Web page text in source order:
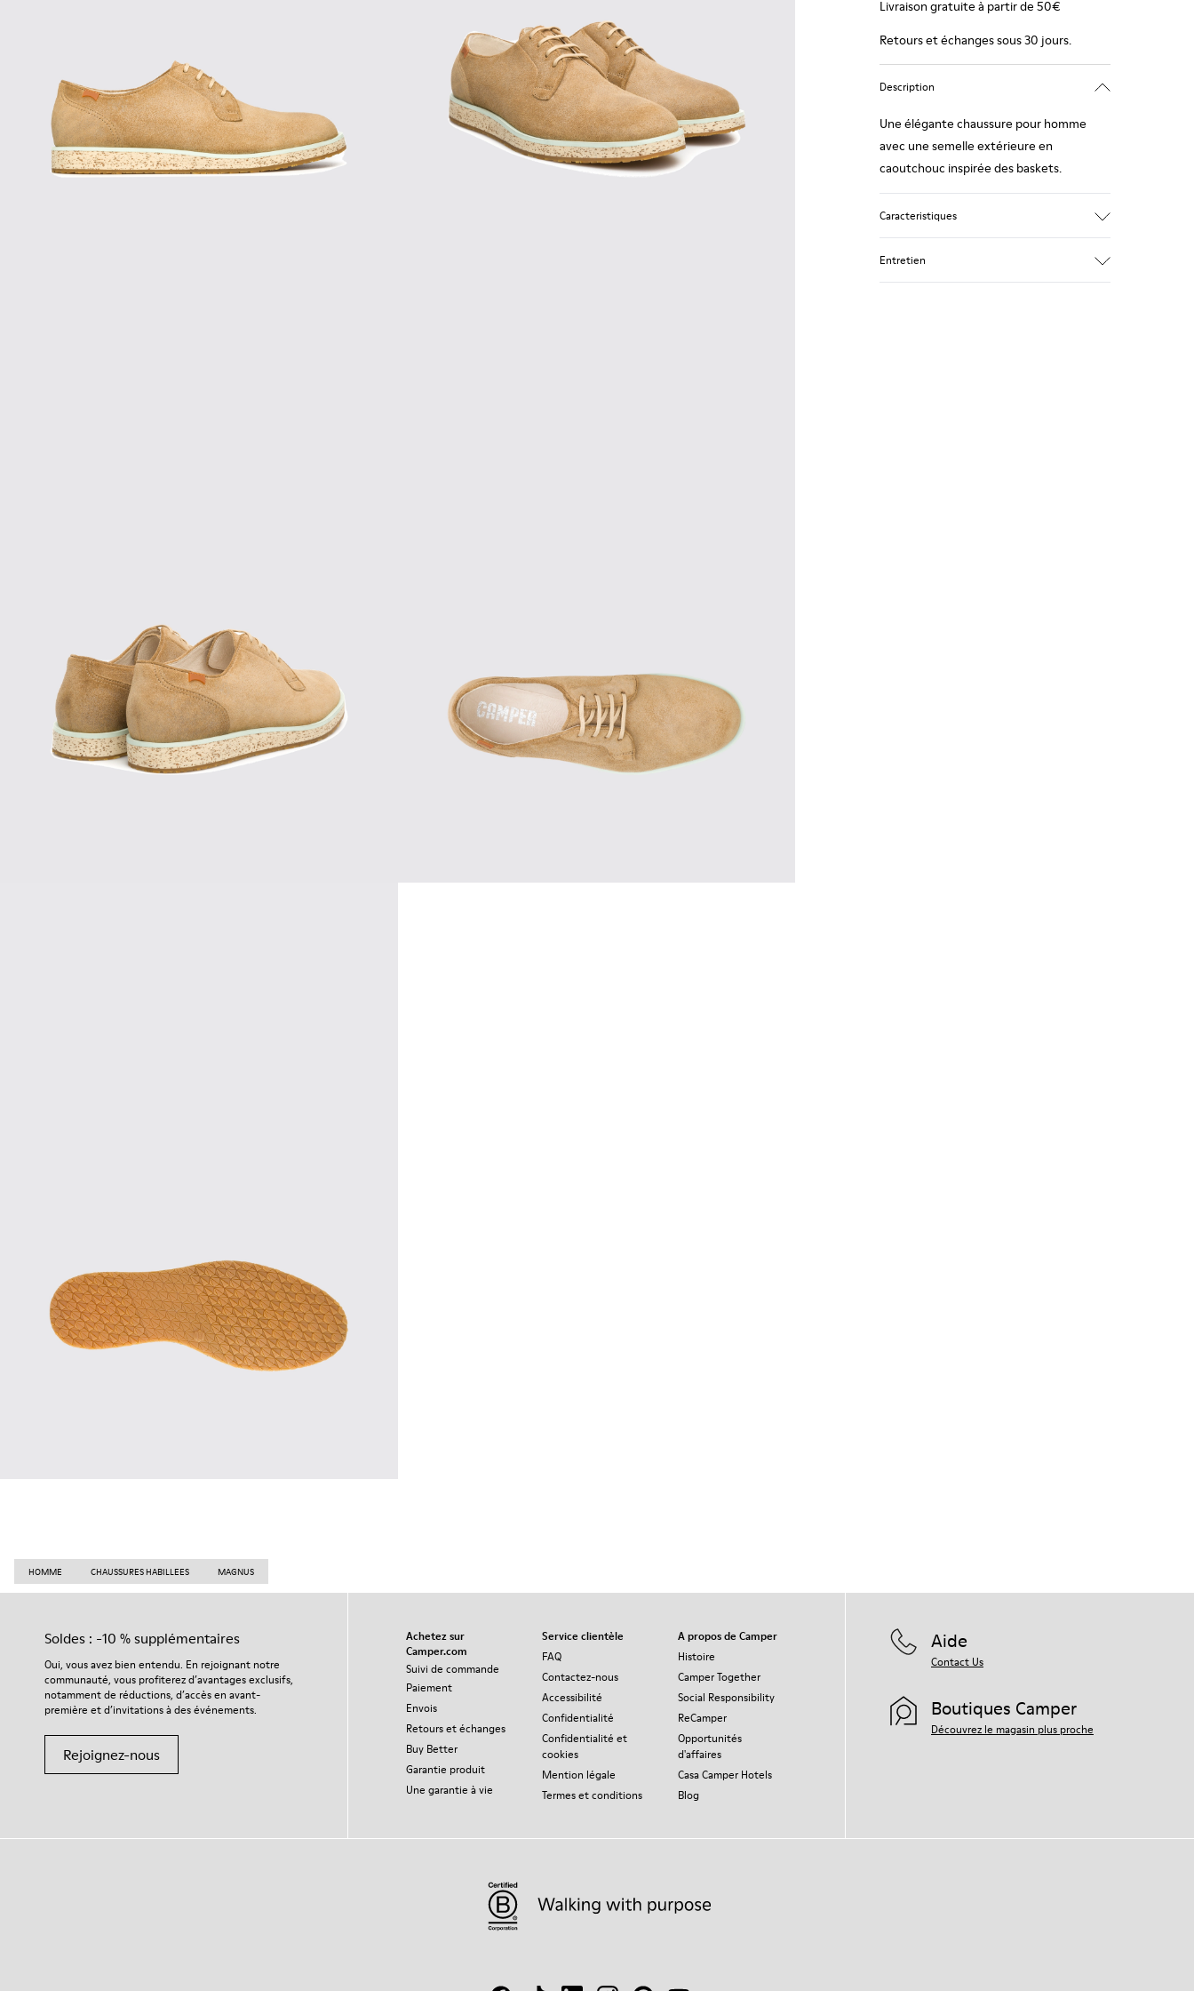
Livraison gratuite à partir de 50€
Retours et échanges sous 30 jours.
Description
Une élégante chaussure pour homme
avec une semelle extérieure en
caoutchouc inspirée des baskets.
Caracteristiques
Entretien
HOMME CHAUSSURES HABILLEES MAGNUS
Soldes : -10 % supplémentaires
Oui, vous avez bien entendu. En rejoignant notre
communauté, vous profiterez d’avantages exclusifs,
notamment de réductions, d’accès en avant-
première et d’invitations à des événements.
Rejoignez-nous
Achetez sur
Camper.com
Suivi de commande
Paiement
Envois
Retours et échanges
Buy Better
Garantie produit
Une garantie à vie
Service clientèle
FAQ
Contactez-nous
Accessibilité
Confidentialité
Confidentialité et
cookies
Mention légale
Termes et conditions
A propos de Camper
Histoire
Camper Together
Social Responsibility
ReCamper
Opportunités
d'affaires
Casa Camper Hotels
Blog
Aide
Contact Us
Boutiques Camper
Découvrez le magasin plus proche